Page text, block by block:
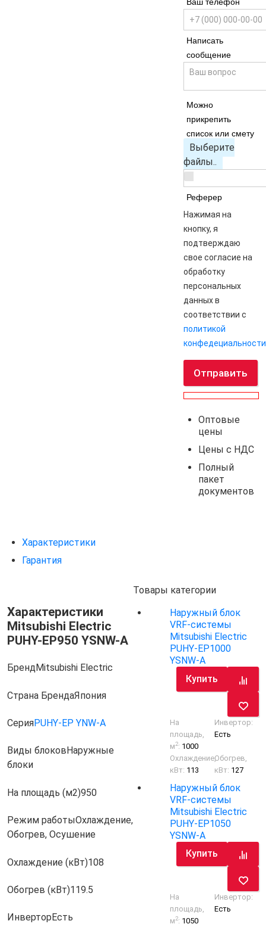
Написать
сообщение
Можно
прикрепить
список или смету
Выберите
файлы..
Реферер
Нажимая на
кнопку, я
подтверждаю
свое согласие на
обработку
персональных
данных в
соответствии с
политикой
конфедециальности
Отправить
Оптовые
цены
Цены с НДС
Полный
пакет
документов
Характеристики
Гарантия
Характеристики
Mitsubishi Electric
PUHY-EP950 YSNW-A
БрендMitsubishi Electric
Страна БрендаЯпония
СерияPUHY-EP YNW-A
Виды блоков Наружные
блоки
На площадь (м2)950
Режим работыОхлаждение,
Обогрев, Осушение
Охлаждение (кВт)108
Обогрев (кВт)119.5
Инвертор Есть
Товары категории
Наружный блок
VRF-системы
Mitsubishi Electric
PUHY-EP1000
YSNW-A
Купить
На
площадь,
м2: 1000
Инвертор:
Есть
Охлаждение,
кВт: 113
Обогрев,
кВт: 127
Наружный блок
VRF-системы
Mitsubishi Electric
PUHY-EP1050
YSNW-A
Купить
На
площадь,
м2: 1050
Инвертор:
Есть